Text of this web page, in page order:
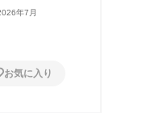
年7月
お気に入り